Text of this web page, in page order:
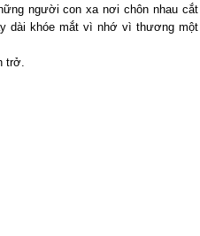
người con xa nơi chôn nhau cắt
dài khóe mắt vì nhớ vì thương một
trở.